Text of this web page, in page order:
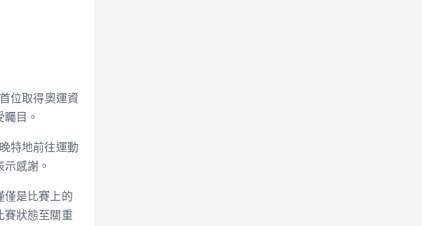
位取得奧運資
目。
特地前往運動
感謝。
僅是比賽上的
賽狀態至關重